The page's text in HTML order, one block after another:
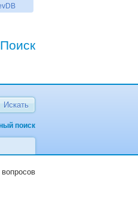
Поиск
поиск
вопросов